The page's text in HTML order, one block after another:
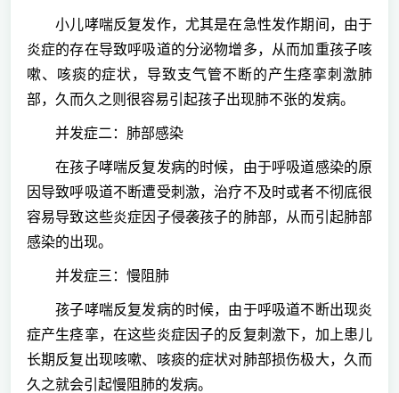
小儿哮喘反复发作，尤其是在急性发作期间，由于
炎症的存在导致呼吸道的分泌物增多，从而加重孩子咳
嗽、咳痰的症状，导致支气管不断的产生痉挛刺激肺
部，久而久之则很容易引起孩子出现肺不张的发病。
并发症二：肺部感染
在孩子哮喘反复发病的时候，由于呼吸道感染的原
因导致呼吸道不断遭受刺激，治疗不及时或者不彻底很
容易导致这些炎症因子侵袭孩子的肺部，从而引起肺部
感染的出现。
并发症三：慢阻肺
孩子哮喘反复发病的时候，由于呼吸道不断出现炎
症产生痉挛，在这些炎症因子的反复刺激下，加上患儿
长期反复出现咳嗽、咳痰的症状对肺部损伤极大，久而
久之就会引起慢阻肺的发病。